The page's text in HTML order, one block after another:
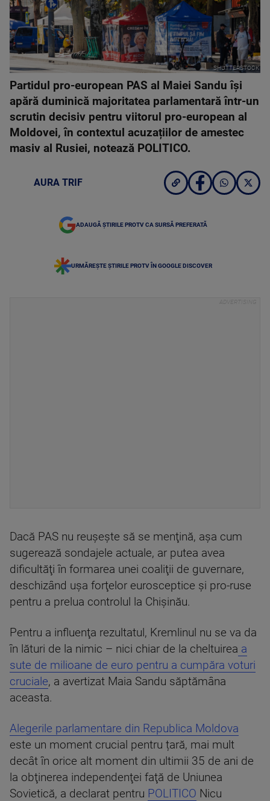
SHUTTERSTOCK
Partidul pro-european PAS al Maiei Sandu îşi
apără duminică majoritatea parlamentară într-un
scrutin decisiv pentru viitorul pro-european al
Moldovei, în contextul acuzațiilor de amestec
masiv al Rusiei, notează POLITICO.
AURA TRIF
ADAUGĂ ȘTIRILE PROTV CA SURSĂ PREFERATĂ
URMĂREȘTE ȘTIRILE PROTV ÎN GOOGLE DISCOVER
Dacă PAS nu reuşeşte să se menţină, aşa cum
sugerează sondajele actuale, ar putea avea
dificultăţi în formarea unei coaliţii de guvernare,
deschizând uşa forţelor eurosceptice şi pro-ruse
pentru a prelua controlul la Chişinău.
Pentru a influenţa rezultatul, Kremlinul nu se va da
în lături de la nimic – nici chiar de la cheltuirea a
sute de milioane de euro pentru a cumpăra voturi
cruciale, a avertizat Maia Sandu săptămâna
aceasta.
Alegerile parlamentare din Republica Moldova
este un moment crucial pentru țară, mai mult
decât în orice alt moment din ultimii 35 de ani de
la obţinerea independenţei faţă de Uniunea
Sovietică, a declarat pentru POLITICO Nicu